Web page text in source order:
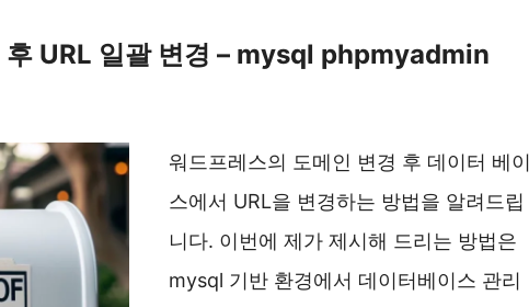
후 URL 일괄 변경 – mysql phpmyadmin
워드프레스의 도메인 변경 후 데이터 베이
스에서 URL을 변경하는 방법을 알려드립
니다. 이번에 제가 제시해 드리는 방법은
mysql 기반 환경에서 데이터베이스 관리